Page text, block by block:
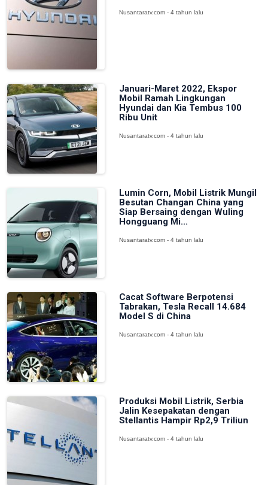
Nusantaratv.com - 4 tahun lalu
Januari-Maret 2022, Ekspor
Mobil Ramah Lingkungan
Hyundai dan Kia Tembus 100
Ribu Unit
Nusantaratv.com - 4 tahun lalu
Lumin Corn, Mobil Listrik Mungil
Besutan Changan China yang
Siap Bersaing dengan Wuling
Hongguang Mi...
Nusantaratv.com - 4 tahun lalu
Cacat Software Berpotensi
Tabrakan, Tesla Recall 14.684
Model S di China
Nusantaratv.com - 4 tahun lalu
Produksi Mobil Listrik, Serbia
Jalin Kesepakatan dengan
Stellantis Hampir Rp2,9 Triliun
Nusantaratv.com - 4 tahun lalu